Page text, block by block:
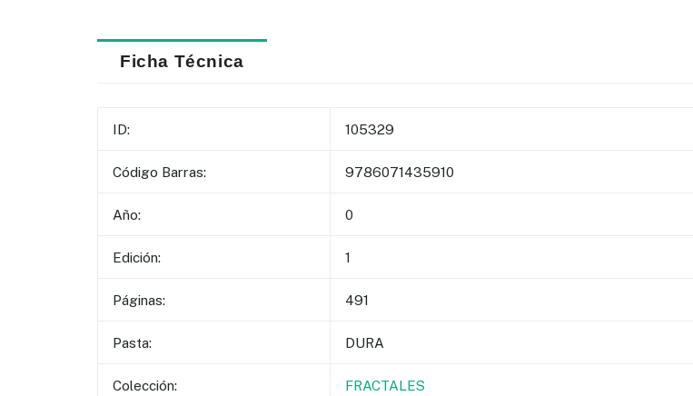
Ficha Técnica
ID: 105329
Código Barras: 9786071435910
Año: 0
Edición: 1
Páginas: 491
Pasta: DURA
Colección: FRACTALES